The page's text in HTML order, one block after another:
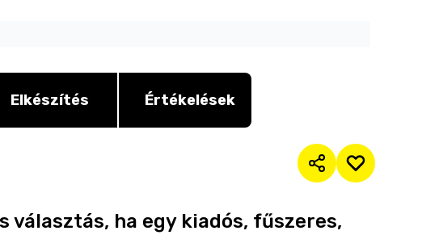
Elkészítés Értékelések
választás, ha egy kiadós, fűszeres,